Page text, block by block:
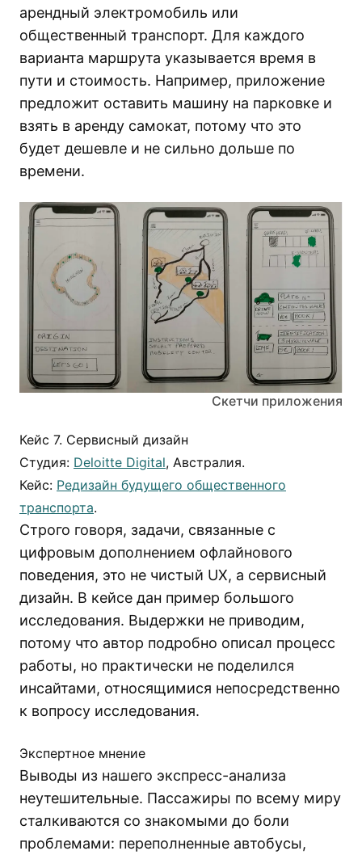
арендный электромобиль или
общественный транспорт. Для каждого
варианта маршрута указывается время в
пути и стоимость. Например, приложение
предложит оставить машину на парковке и
взять в аренду самокат, потому что это
будет дешевле и не сильно дольше по
времени.
Скетчи приложения
Кейс 7. Сервисный дизайн
Студия: Deloitte Digital, Австралия.
Кейс: Редизайн будущего общественного
транспорта.
Строго говоря, задачи, связанные с
цифровым дополнением офлайнового
поведения, это не чистый UX, а сервисный
дизайн. В кейсе дан пример большого
исследования. Выдержки не приводим,
потому что автор подробно описал процесс
работы, но практически не поделился
инсайтами, относящимися непосредственно
к вопросу исследования.
Экспертное мнение
Выводы из нашего экспресс-анализа
неутешительные. Пассажиры по всему миру
сталкиваются со знакомыми до боли
проблемами: переполненные автобусы,